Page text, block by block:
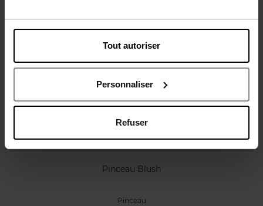
Tout autoriser
Personnaliser
Refuser
Vous aimerez peut-être
SISLEY
Pinceau Blush
Pinceau